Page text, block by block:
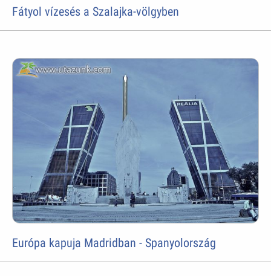
Fátyol vízesés a Szalajka-völgyben
Európa kapuja Madridban - Spanyolország